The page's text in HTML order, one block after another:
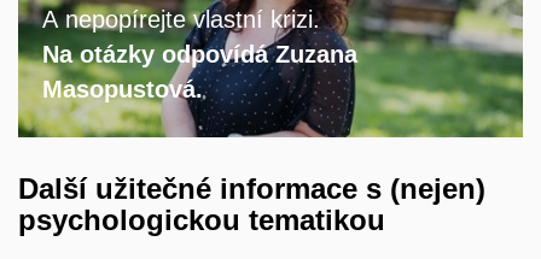
A nepopírejte vlastní krizi​.
Na otázky odpovídá Zuzana
Masopustová.
Další užitečné informace s (nejen)
psychologickou tematikou